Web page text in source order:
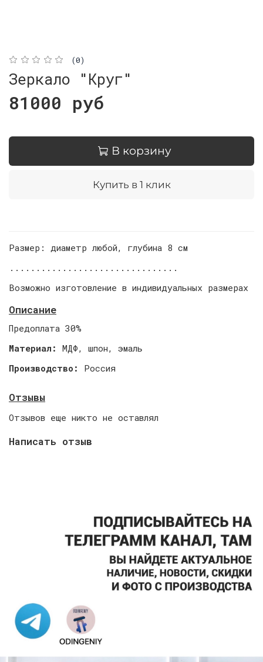
(0)
Зеркало "Круг"
81000 руб
В корзину
Купить в 1 клик
Размер: диаметр любой, глубина 8 см
................................
Возможно изготовление в индивидуальных размерах
Описание
Предоплата 30%
Материал: МДФ, шпон, эмаль
Производство:
Россия
Отзывы
Отзывов еще никто не оставлял
Написать отзыв